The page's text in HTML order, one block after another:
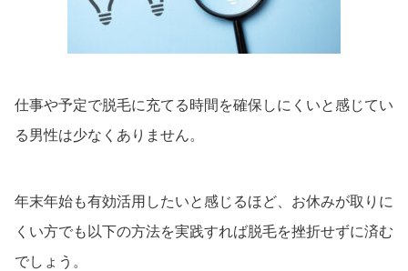
仕事や予定で脱毛に充てる時間を確保しにくいと感じてい
る男性は少なくありません。
年末年始も有効活用したいと感じるほど、お休みが取りに
くい方でも以下の方法を実践すれば脱毛を挫折せずに済む
でしょう。